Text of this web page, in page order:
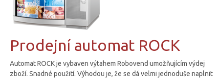
Prodejní automat ROCK
Automat ROCK je vybaven výtahem Robovend umožňujícím výdej
zboží. Snadné použití. Výhodou je, že se dá velmi jednoduše naplnit